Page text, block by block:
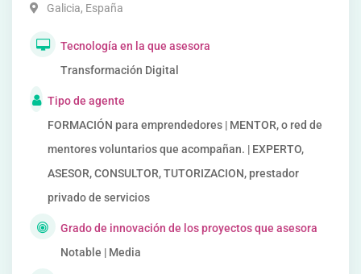
Galicia, España
Tecnología en la que asesora
Transformación Digital
Tipo de agente
FORMACIÓN para emprendedores | MENTOR, o red de
mentores voluntarios que acompañan. | EXPERTO,
ASESOR, CONSULTOR, TUTORIZACION, prestador
privado de servicios
Grado de innovación de los proyectos que asesora
Notable | Media